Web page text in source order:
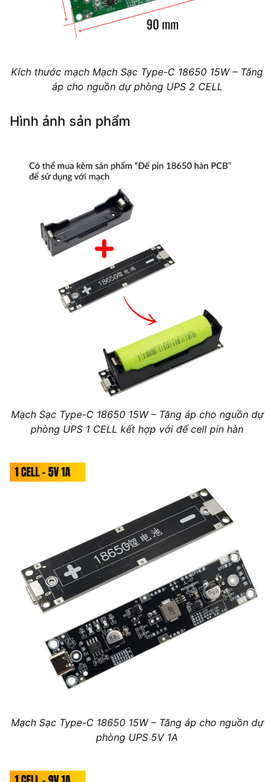
Kích thước mạch Mạch Sạc Type-C 18650 15W – Tăng
áp cho nguồn dự phòng UPS 2 CELL
Hình ảnh sản phẩm
Mạch Sạc Type-C 18650 15W – Tăng áp cho nguồn dự
phòng UPS 1 CELL kết hợp với đế cell pin hàn
Mạch Sạc Type-C 18650 15W – Tăng áp cho nguồn dự
phòng UPS 5V 1A